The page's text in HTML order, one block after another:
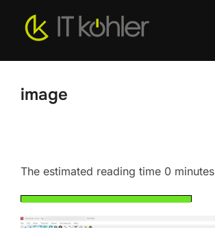
Inhalt
image
The estimated reading time 0 minutes